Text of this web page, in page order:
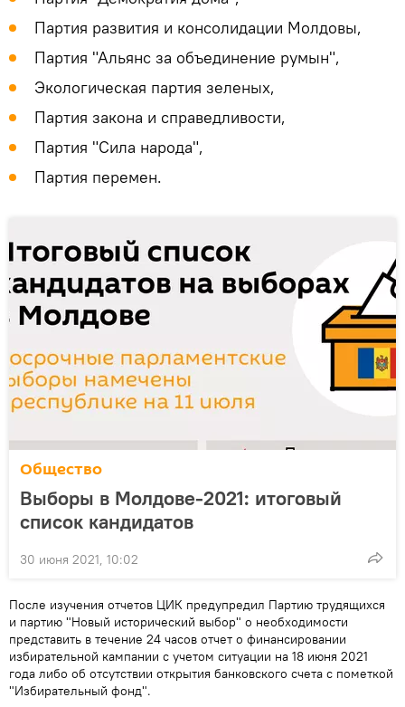
Партия развития и консолидации Молдовы,
Партия "Альянс за объединение румын",
Экологическая партия зеленых,
Партия закона и справедливости,
Партия "Сила народа",
Партия перемен.
Общество
Выборы в Молдове-2021: итоговый
список кандидатов
30 июня 2021, 10:02
После изучения отчетов ЦИК предупредил Партию трудящихся
и партию "Новый исторический выбор" о необходимости
представить в течение 24 часов отчет о финансировании
избирательной кампании с учетом ситуации на 18 июня 2021
года либо об отсутствии открытия банковского счета с пометкой
"Избирательный фонд".